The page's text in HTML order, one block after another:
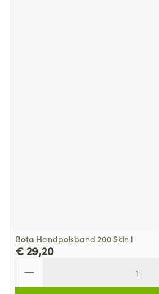
Bota Handpolsband 200 Skin l
€ 29,20